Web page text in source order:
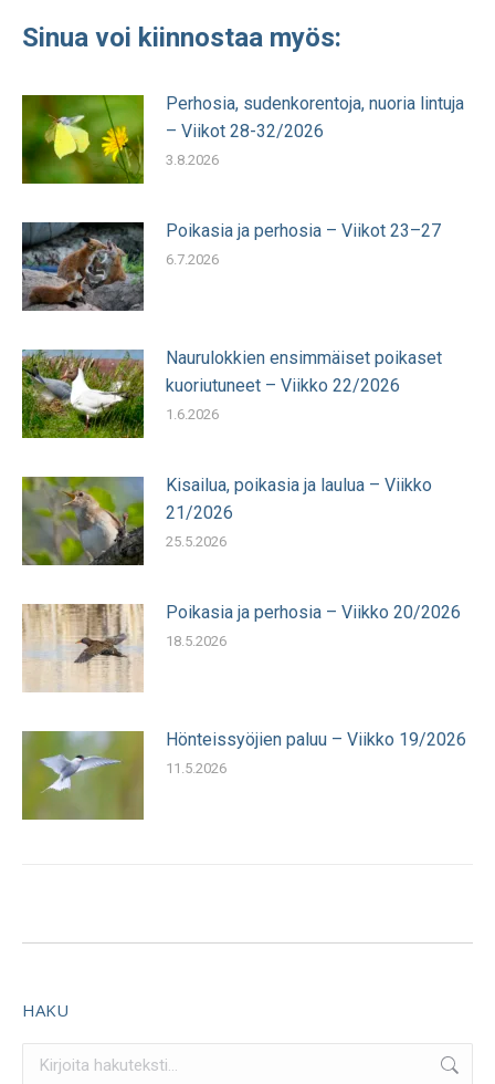
Sinua voi kiinnostaa myös:
Perhosia, sudenkorentoja, nuoria lintuja
– Viikot 28-32/2026
3.8.2026
Poikasia ja perhosia – Viikot 23–27
6.7.2026
Naurulokkien ensimmäiset poikaset
kuoriutuneet – Viikko 22/2026
1.6.2026
Kisailua, poikasia ja laulua – Viikko
21/2026
25.5.2026
Poikasia ja perhosia – Viikko 20/2026
18.5.2026
Hönteissyöjien paluu – Viikko 19/2026
11.5.2026
HAKU